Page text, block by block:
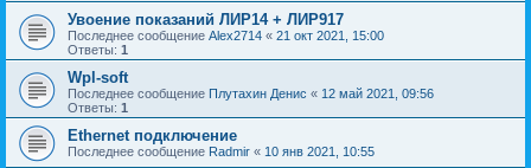
Увоение показаний ЛИР14 + ЛИР917
Последнее сообщение Alex2714 « 21 окт 2021, 15:00
Ответы: 1
Wpl-soft
Последнее сообщение Плутахин Денис « 12 май 2021, 09:56
Ответы: 1
Ethernet подключение
Последнее сообщение Radmir « 10 янв 2021, 10:55